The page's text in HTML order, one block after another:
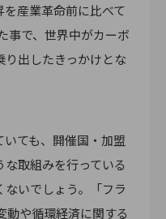
産業革命前に比べて
事で、世界中がカーボ
り出したきっかけとな
ても、開催国・加盟
取組みを行っている
いでしょう。「フラ
動や循環経済に関する